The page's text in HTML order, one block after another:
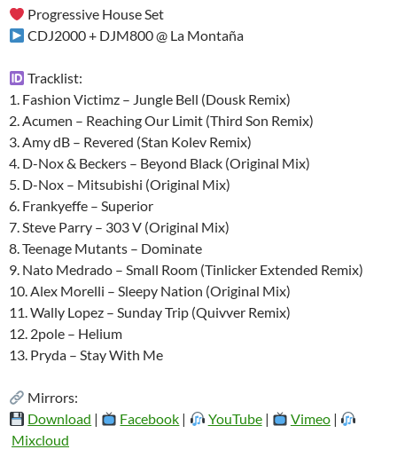
Progressive House Set
CDJ2000 + DJM800 @ La Montaña
Tracklist:
1. Fashion Victimz – Jungle Bell (Dousk Remix)
2. Acumen – Reaching Our Limit (Third Son Remix)
3. Amy dB – Revered (Stan Kolev Remix)
4. D-Nox & Beckers – Beyond Black (Original Mix)
5. D-Nox – Mitsubishi (Original Mix)
6. Frankyeffe – Superior
7. Steve Parry – 303 V (Original Mix)
8. Teenage Mutants – Dominate
9. Nato Medrado – Small Room (Tinlicker Extended Remix)
10. Alex Morelli – Sleepy Nation (Original Mix)
11. Wally Lopez – Sunday Trip (Quivver Remix)
12. 2pole – Helium
13. Pryda – Stay With Me
Mirrors:
Download | Facebook | YouTube| Vimeo|
Mixcloud